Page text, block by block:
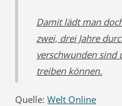
Damit lädt man
zwei, drei Jahre
verschwunden sind
treiben können.
Quelle:Welt Online